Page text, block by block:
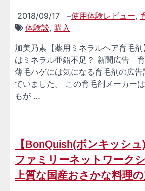
2018/09/17 –使用体験レビュー,
体験談, 購入
加美乃素【薬用ミネラルヘア育毛
はミネラル亜鉛不足？ 新聞広告 育
薄毛ハゲには気になる育毛剤の広
ていました。 この育毛剤メーカー
もが …
【BonQuish(ボンキッシ
ファミリーネットワーク
上質な国産おさかな料理